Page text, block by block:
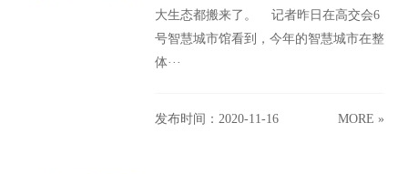
大生态都搬来了。 记者昨日在高交会6
号智慧城市馆看到，今年的智慧城市在整
体···
发布时间：2020-11-16 MORE »